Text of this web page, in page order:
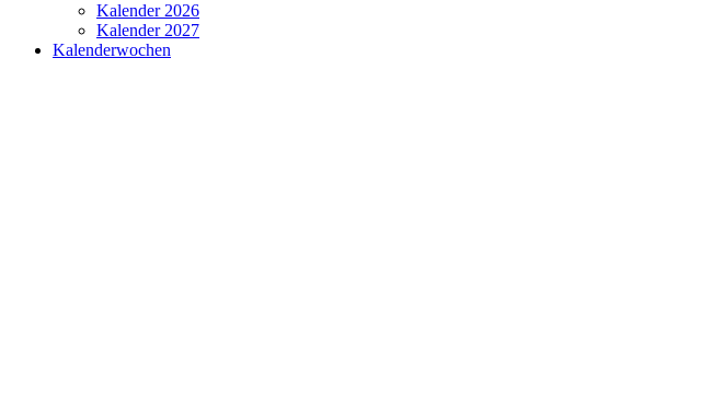
Kalender 2026
Kalender 2027
Kalenderwochen